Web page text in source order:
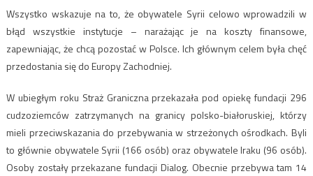
Wszystko wskazuje na to, że obywatele Syrii celowo wprowadzili w
błąd wszystkie instytucje – narażając je na koszty finansowe,
zapewniając, że chcą pozostać w Polsce. Ich głównym celem była chęć
przedostania się do Europy Zachodniej.
W ubiegłym roku Straż Graniczna przekazała pod opiekę fundacji 296
cudzoziemców zatrzymanych na granicy polsko-białoruskiej, którzy
mieli przeciwskazania do przebywania w strzeżonych ośrodkach. Byli
to głównie obywatele Syrii (166 osób) oraz obywatele Iraku (96 osób).
Osoby zostały przekazane fundacji Dialog. Obecnie przebywa tam 14